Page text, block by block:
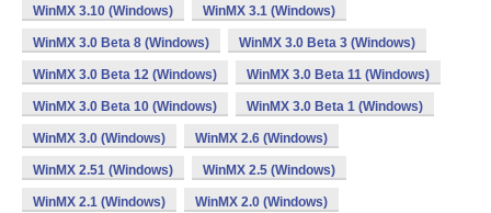
WinMX 3.10 (Windows) WinMX 3.1 (Windows)
WinMX 3.0 Beta 8 (Windows) WinMX 3.0 Beta 3 (Windows)
WinMX 3.0 Beta 12 (Windows) WinMX 3.0 Beta 11 (Windows)
WinMX 3.0 Beta 10 (Windows) WinMX 3.0 Beta 1 (Windows)
WinMX 3.0 (Windows) WinMX 2.6 (Windows)
WinMX 2.51 (Windows) WinMX 2.5 (Windows)
WinMX 2.1 (Windows) WinMX 2.0 (Windows)